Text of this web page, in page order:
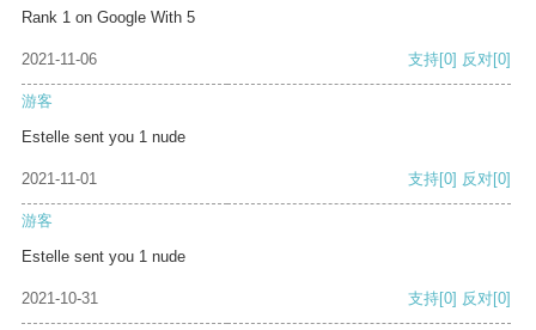
Rank 1 on Google With 5
2021-11-06 支持[0] 反对[0]
游客
Estelle sent you 1 nude
2021-11-01 支持[0] 反对[0]
游客
Estelle sent you 1 nude
2021-10-31 支持[0] 反对[0]